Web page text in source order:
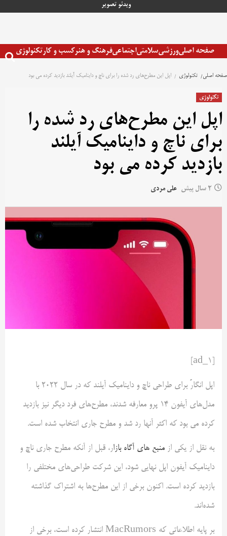
ویدئو تصویر
صفحه اصلیورزشیسلامتیاجتماعیفرهنگ و هنرکسب و کارتکنولوژی
صفحه اصلی تکنولوژی اپل این مطرح‌های رد شده را برای ناچ و داینامیک آیلند بازدید کرده می بود
تکنولوژی
اپل این مطرح‌های رد شده را
برای ناچ و داینامیک آیلند
بازدید کرده می بود
2 سال پیش علی مردی
اپل انگارً برای طراحی ناچ و داینامیک آیلند که در سال 2022 با
مدل‌های آیفون 14 پرو معارفه شدند، مطرح‌های فرد دیگر نیز بازدید
کرده می بود که اکثر آنها رد شد و مطرح جاری انتخاب شده است.
به نقل از یکی از منبع های آگاه بازار، قبل از آنکه مطرح جاری ناچ و
داینامیک آیفون اپل نهایی شود، این شرکت طراحی‌های مختلفی را
بازدید کرده‌ است. اکنون برخی از این مطرح‌ها به اشتراک گذاشته
شده‌اند.
بر پایه اطلاعاتی که MacRumors انتشار کرده است، برخی از